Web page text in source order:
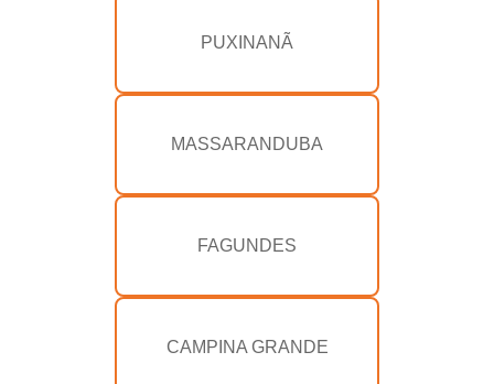
PUXINANÃ
MASSARANDUBA
FAGUNDES
CAMPINA GRANDE